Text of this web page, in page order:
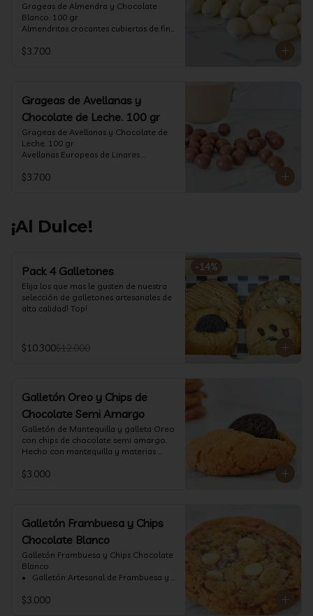
Grageas de Almendra y Chocolate
Blanco. 100 gr
Almendritas crocantes cubiertas de fino
Formato: Bolsa 100 gramos
$3.700
Grageas de Avellanas y
Chocolate de Leche. 100 gr
Grageas de Avellanas y Chocolate de
Leche. 100 gr
Avellanas Europeas de Linares
de leche.
$3.700
¡Al Dulce!
-14%
Pack 4 Galletones
Elija los que mas le gusten de nuestra
selección de galletones artesanales de
alta calidad! Top!
$10.300$12.000
Galletón Oreo y Chips de
Chocolate Semi Amargo
⁠Galletón de Mantequilla y galleta Oreo
con chips de chocolate semi amargo.
Hecho con mantequilla y materias
$3.000
Galletón Frambuesa y Chips
Chocolate Blanco
Galletón Frambuesa y Chips Chocolate
Blanco
•⁠  ⁠ Galletón Artesanal de Frambuesa y
con mantequilla y materias primas de
$3.000